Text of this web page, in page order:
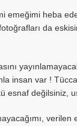
emeğimi heba
da
insan var !
esnaf değilsiniz,